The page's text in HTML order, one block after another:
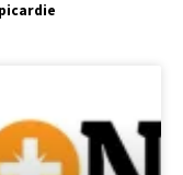
picardie